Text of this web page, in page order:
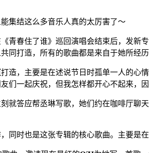
结这么多音乐人真的太厉害了～
青春住了谁》巡回演唱会结束后，发新
同打造，所有的歌曲都是来自于她所经历
打造，主要是在述说节日时孤单一人的心
们一起庆祝，但我怎样都开心不起来，
答应帮丞琳写歌，她们约在咖啡厅聊天
同时也是这张专辑的核心歌曲。主要是